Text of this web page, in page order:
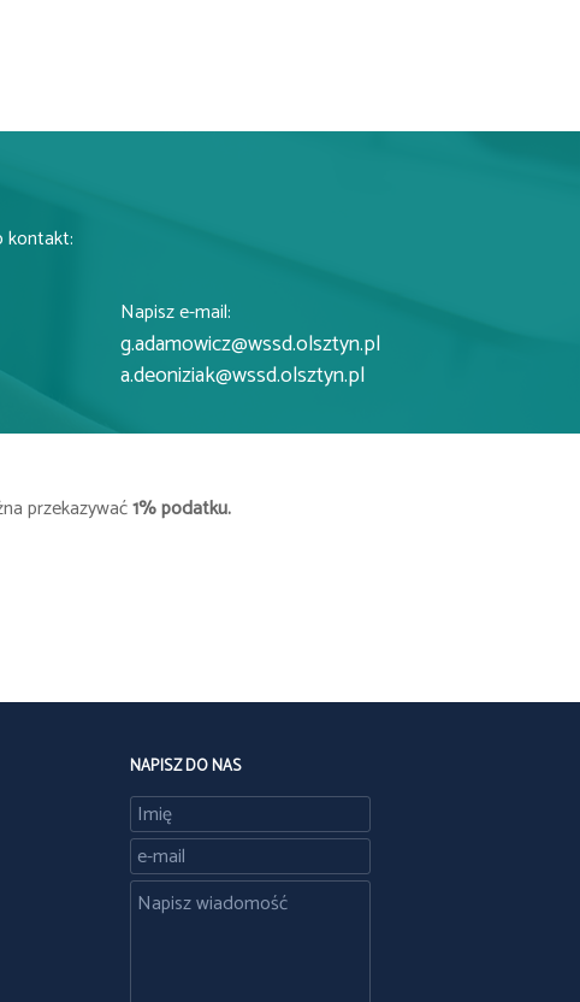
kontakt:
Napisz e-mail:
g.adamowicz@wssd.olsztyn.pl
a.deoniziak@wssd.olsztyn.pl
przekazywać1% podatku.
NAPISZ DO NAS